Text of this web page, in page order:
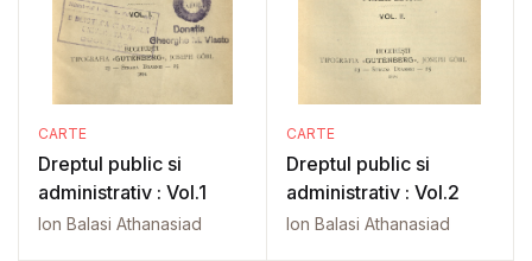
CARTE
Dreptul public si
administrativ : Vol.1
Ion Balasi Athanasiad
CARTE
Dreptul public si
administrativ : Vol.2
Ion Balasi Athanasiad